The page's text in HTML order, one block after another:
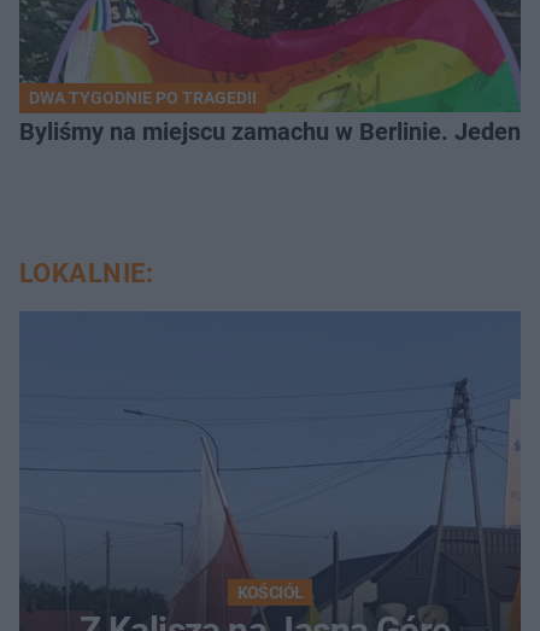
DWA TYGODNIE PO TRAGEDII
Byliśmy na miejscu zamachu w Berlinie. Jeden
LOKALNIE:
KOŚCIÓŁ